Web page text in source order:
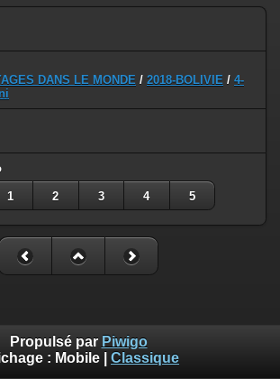
DANS LE MONDE / 2018-BOLIVIE / 4-
1 2 3 4 5
Propulsé par Piwigo
: Mobile Classique